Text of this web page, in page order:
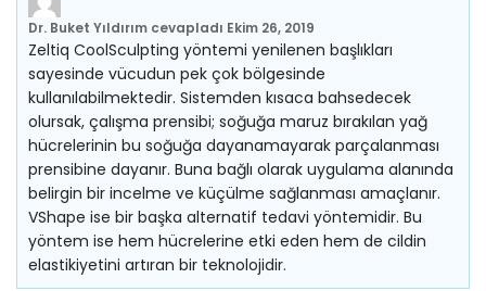
Dr. Buket Yıldırım cevapladı Ekim 26, 2019
Zeltiq CoolSculpting yöntemi yenilenen başlıkları
sayesinde vücudun pek çok bölgesinde
kullanılabilmektedir. Sistemden kısaca bahsedecek
olursak, çalışma prensibi; soğuğa maruz bırakılan yağ
hücrelerinin bu soğuğa dayanamayarak parçalanması
prensibine dayanır. Buna bağlı olarak uygulama alanında
belirgin bir incelme ve küçülme sağlanması amaçlanır.
VShape ise bir başka alternatif tedavi yöntemidir. Bu
yöntem ise hem hücrelerine etki eden hem de cildin
elastikiyetini artıran bir teknolojidir.